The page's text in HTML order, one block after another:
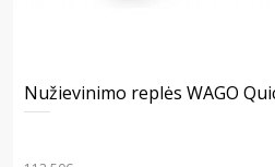
Nužievinimo replės WAGO